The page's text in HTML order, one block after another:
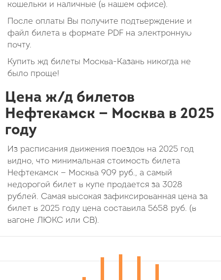
кошельки и наличные (в нашем офисе).
После оплаты Вы получите подтверждение и
файл билета в формате PDF на электронную
почту.
Купить жд билеты Москва-Казань никогда не
было проще!
Цена ж/д билетов
Нефтекамск — Москва в 2025
году
Из расписания движения поездов на 2025 год
видно, что минимальная стоимость билета
Нефтекамск — Москва 909 руб., а самый
недорогой билет в купе продается за 3028
рублей. Самая высокая зафиксированная цена за
билет в 2025 году цена составила 5658 руб. (в
вагоне ЛЮКС или СВ).